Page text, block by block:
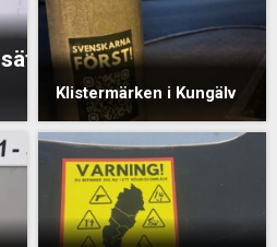
Klistermärken i Kungälv